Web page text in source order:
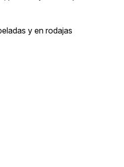
y en rodajas